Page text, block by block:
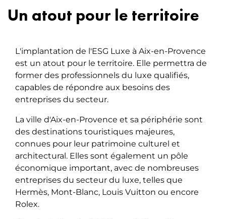
Un atout pour le territoire
L'implantation de l'ESG Luxe à Aix-en-Provence
est un atout pour le territoire. Elle permettra de
former des professionnels du luxe qualifiés,
capables de répondre aux besoins des
entreprises du secteur.
La ville d'Aix-en-Provence et sa périphérie sont
des destinations touristiques majeures,
connues pour leur patrimoine culturel et
architectural. Elles sont également un pôle
économique important, avec de nombreuses
entreprises du secteur du luxe, telles que
Hermès, Mont-Blanc, Louis Vuitton ou encore
Rolex.